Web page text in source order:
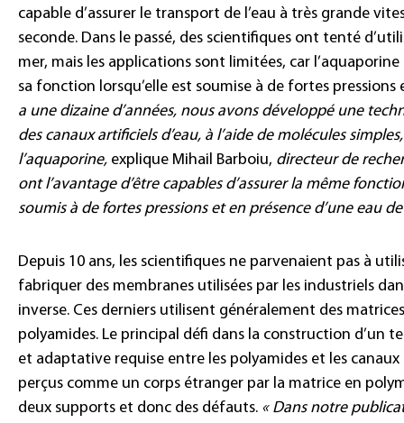
capable d’assurer le transport de l’eau à très grande
seconde. Dans le passé, des scientifiques ont tenté
mer, mais les applications sont limitées, car
sa fonction lorsqu’elle est soumise à de fortes
a une dizaine d’années, nous avons développé une
des canaux artificiels d’eau, à l’aide de molécules
l’aquaporine, explique Mihail Barboiu, directeur de
ont l’avantage d’être capables d’assurer la même
soumis à de fortes pressions et en présence d’une eau
Depuis 10 ans, les scientifiques ne parvenaient pas à
fabriquer des membranes utilisées par les industriels
inverse. Ces derniers utilisent généralement des
polyamides. Le principal défi dans la construction d’un
et adaptative requise entre les polyamides et les
perçus comme un corps étranger par la matrice en
deux supports et donc des défauts. « Dans notre